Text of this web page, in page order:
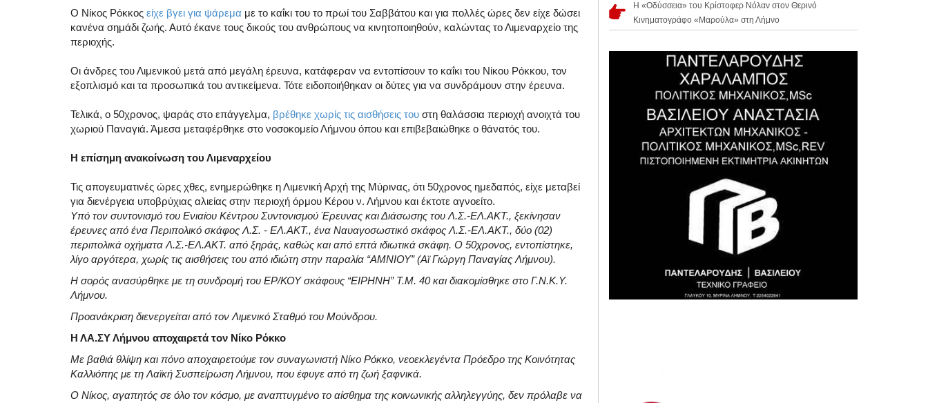
Ο Νίκος Ρόκκος είχε βγει για ψάρεμα με το καΐκι του το πρωί του Σαββάτου και για πολλές ώρες δεν είχε δώσει
κανένα σημάδι ζωής. Αυτό έκανε τους δικούς του ανθρώπους να κινητοποιηθούν, καλώντας το Λιμεναρχείο της
περιοχής.
Οι άνδρες του Λιμενικού μετά από μεγάλη έρευνα, κατάφεραν να εντοπίσουν το καΐκι του Νίκου Ρόκκου, τον
εξοπλισμό και τα προσωπικά του αντικείμενα. Τότε ειδοποιήθηκαν οι δύτες για να συνδράμουν στην έρευνα.
Τελικά, ο 50χρονος, ψαράς στο επάγγελμα, βρέθηκε χωρίς τις αισθήσεις του στη θαλάσσια περιοχή ανοιχτά του
χωριού Παναγιά. Άμεσα μεταφέρθηκε στο νοσοκομείο Λήμνου όπου και επιβεβαιώθηκε ο θάνατός του.
Η επίσημη ανακοίνωση του Λιμεναρχείου
Τις απογευματινές ώρες χθες, ενημερώθηκε η Λιμενική Αρχή της Μύρινας, ότι 50χρονος ημεδαπός, είχε μεταβεί
για διενέργεια υποβρύχιας αλιείας στην περιοχή όρμου Κέρου ν. Λήμνου και έκτοτε αγνοείτο.
Υπό τον συντονισμό του Ενιαίου Κέντρου Συντονισμού Έρευνας και Διάσωσης του Λ.Σ.-ΕΛ.ΑΚΤ., ξεκίνησαν
έρευνες από ένα Περιπολικό σκάφος Λ.Σ. - ΕΛ.ΑΚΤ., ένα Ναυαγοσωστικό σκάφος Λ.Σ.-ΕΛ.ΑΚΤ., δύο (02)
περιπολικά οχήματα Λ.Σ.-ΕΛ.ΑΚΤ. από ξηράς, καθώς και από επτά ιδιωτικά σκάφη. Ο 50χρονος, εντοπίστηκε,
λίγο αργότερα, χωρίς τις αισθήσεις του από ιδιώτη στην παραλία “ΑΜΝΙΟΥ” (Αϊ Γιώργη Παναγίας Λήμνου).
Η σορός ανασύρθηκε με τη συνδρομή του ΕΡ/ΚΟΥ σκάφους “ΕΙΡΗΝΗ” Τ.Μ. 40 και διακομίσθηκε στο Γ.Ν.Κ.Υ.
Λήμνου.
Προανάκριση διενεργείται από τον Λιμενικό Σταθμό του Μούνδρου.
Η ΛΑ.ΣΥ Λήμνου αποχαιρετά τον Νίκο Ρόκκο
Με βαθιά θλίψη και πόνο αποχαιρετούμε τον συναγωνιστή Νίκο Ρόκκο, νεοεκλεγέντα Πρόεδρο της Κοινότητας
Καλλιόπης με τη Λαϊκή Συσπείρωση Λήμνου, που έφυγε από τη ζωή ξαφνικά.
Ο Νίκος, αγαπητός σε όλο τον κόσμο, με αναπτυγμένο το αίσθημα της κοινωνικής αλληλεγγύης, δεν πρόλαβε να
Η «Οδύσσεια» του Κρίστοφερ Νόλαν στον Θερινό
Κινηματογράφο «Μαρούλα» στη Λήμνο